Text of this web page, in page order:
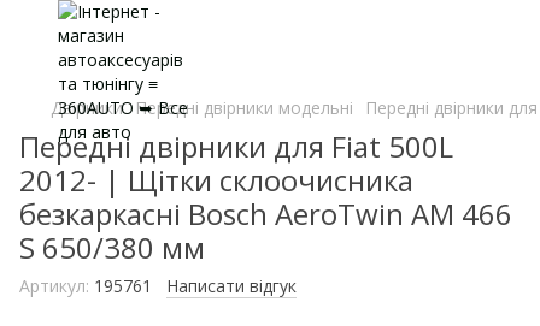
Двірники Передні двірники модельні Передні двірники
Передні двірники для Fiat 500L
2012- | Щітки склоочисника
безкаркасні Bosch AeroTwin AM 466
S 650/380 мм
Артикул: 195761 Написати відгук